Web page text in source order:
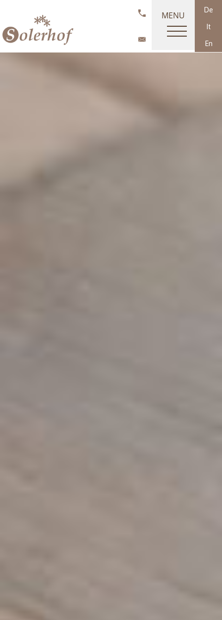
MENU
De
It
En